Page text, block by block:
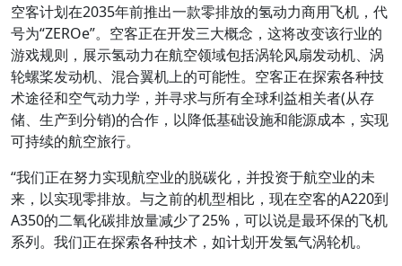
空客计划在2035年前推出一款零排放的氢动力商用飞机，代
号为“ZEROe”。空客正在开发三大概念，这将改变该行业的
游戏规则，展示氢动力在航空领域包括涡轮风扇发动机、涡
轮螺桨发动机、混合翼机上的可能性。空客正在探索各种技
术途径和空气动力学，并寻求与所有全球利益相关者(从存
储、生产到分销)的合作，以降低基础设施和能源成本，实现
可持续的航空旅行。
“我们正在努力实现航空业的脱碳化，并投资于航空业的未
来，以实现零排放。与之前的机型相比，现在空客的A220到
A350的二氧化碳排放量减少了25%，可以说是最环保的飞机
系列。我们正在探索各种技术，如计划开发氢气涡轮机。